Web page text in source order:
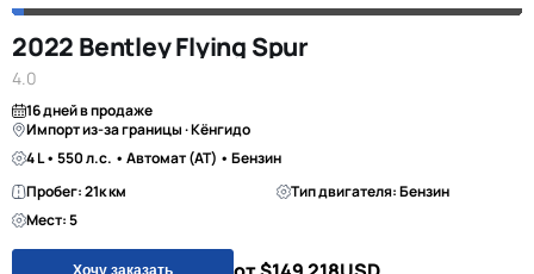
2022 Bentley Flying Spur
4.0
16 дней в продаже
Импорт из-за границы · Кёнгидо
4 L • 550 л.с. • Автомат (AT) • Бензин
Пробег: 21к км
Тип двигателя: Бензин
Мест: 5
Хочу заказать